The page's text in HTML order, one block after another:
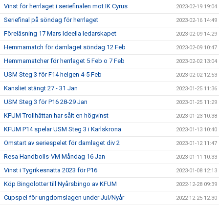
Vinst för herrlaget i seriefinalen mot IK Cyrus 2023-02-19 19:04
Seriefinal på söndag för herrlaget 2023-02-16 14:49
Föreläsning 17 Mars Ideella ledarskapet 2023-02-09 14:29
Hemmamatch för damlaget söndag 12 Feb 2023-02-09 10:47
Hemmamatcher för herrlaget 5 Feb o 7 Feb 2023-02-02 13:04
USM Steg 3 för F14 helgen 4-5 Feb 2023-02-02 12:53
Kansliet stängt 27 - 31 Jan 2023-01-25 11:36
USM Steg 3 för P16 28-29 Jan 2023-01-25 11:29
KFUM Trollhättan har sålt en högvinst 2023-01-23 10:38
KFUM P14 spelar USM Steg 3 i Karlskrona 2023-01-13 10:40
Omstart av seriespelet för damlaget div 2 2023-01-12 11:47
Resa Handbolls-VM Måndag 16 Jan 2023-01-11 10:33
Vinst i Tygrikesnatta 2023 för P16 2023-01-08 12:13
Köp Bingolotter till Nyårsbingo av KFUM 2022-12-28 09:39
Cupspel för ungdomslagen under Jul/Nyår 2022-12-25 12:30